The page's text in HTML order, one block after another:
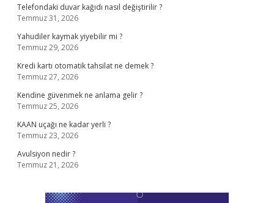
Telefondaki duvar kağıdı nasıl değiştirilir ?
Temmuz 31, 2026
Yahudiler kaymak yiyebilir mi ?
Temmuz 29, 2026
Kredi kartı otomatik tahsilat ne demek ?
Temmuz 27, 2026
Kendine güvenmek ne anlama gelir ?
Temmuz 25, 2026
KAAN uçağı ne kadar yerli ?
Temmuz 23, 2026
Avulsiyon nedir ?
Temmuz 21, 2026